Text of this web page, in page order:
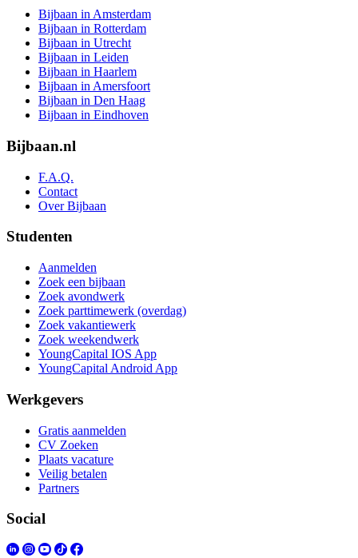
Bijbaan in Amsterdam
Bijbaan in Rotterdam
Bijbaan in Utrecht
Bijbaan in Leiden
Bijbaan in Haarlem
Bijbaan in Amersfoort
Bijbaan in Den Haag
Bijbaan in Eindhoven
Bijbaan.nl
F.A.Q.
Contact
Over Bijbaan
Studenten
Aanmelden
Zoek een bijbaan
Zoek avondwerk
Zoek parttimewerk (overdag)
Zoek vakantiewerk
Zoek weekendwerk
YoungCapital IOS App
YoungCapital Android App
Werkgevers
Gratis aanmelden
CV Zoeken
Plaats vacature
Veilig betalen
Partners
Social